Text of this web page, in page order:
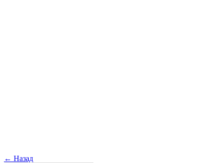
← Назад